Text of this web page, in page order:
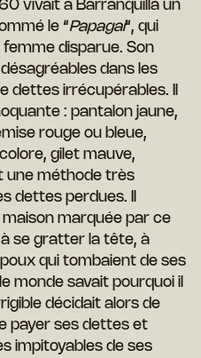
vivait à Barranquilla un
le “Papagai“, qui
disparue. Son
dans les
dettes irrécupérables. Il
: pantalon jaune,
rouge ou bleue,
gilet mauve,
une méthode très
dettes perdues. Il
maison marquée par ce
se gratter la tête, à
qui tombaient de ses
monde savait pourquoi il
décidait alors de
payer ses dettes et
impitoyables de ses